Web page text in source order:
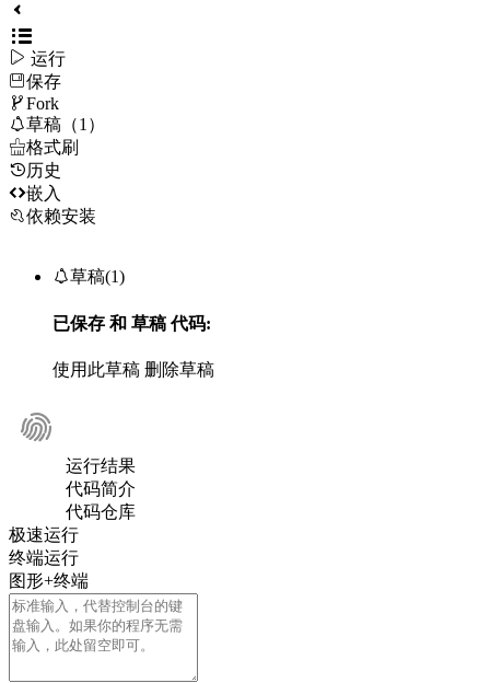
 运行
保存
Fork
草稿（1）
格式刷
历史
嵌入
依赖安装
草稿(1)
已保存 和 草稿代码:
使用此草稿 删除草稿
运行结果
代码简介
代码仓库
极速运行
终端运行
图形+终端